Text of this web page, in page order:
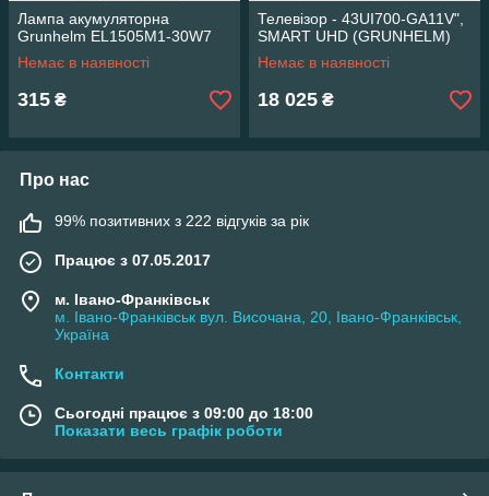
Лампа акумуляторна
Grunhelm EL1505M1-30W7
Немає в наявності
315 ₴
Телевізор - 43UI700-GA11V",
SMART UHD (GRUNHELM)
Немає в наявності
18 025 ₴
Про нас
99% позитивних з 222 відгуків за рік
Працює з 07.05.2017
м. Івано-Франківськ
м. Івано-Франківськ вул. Височана, 20, Івано-Франківськ,
Україна
Контакти
Сьогодні працює з 09:00 до 18:00
Показати весь графік роботи